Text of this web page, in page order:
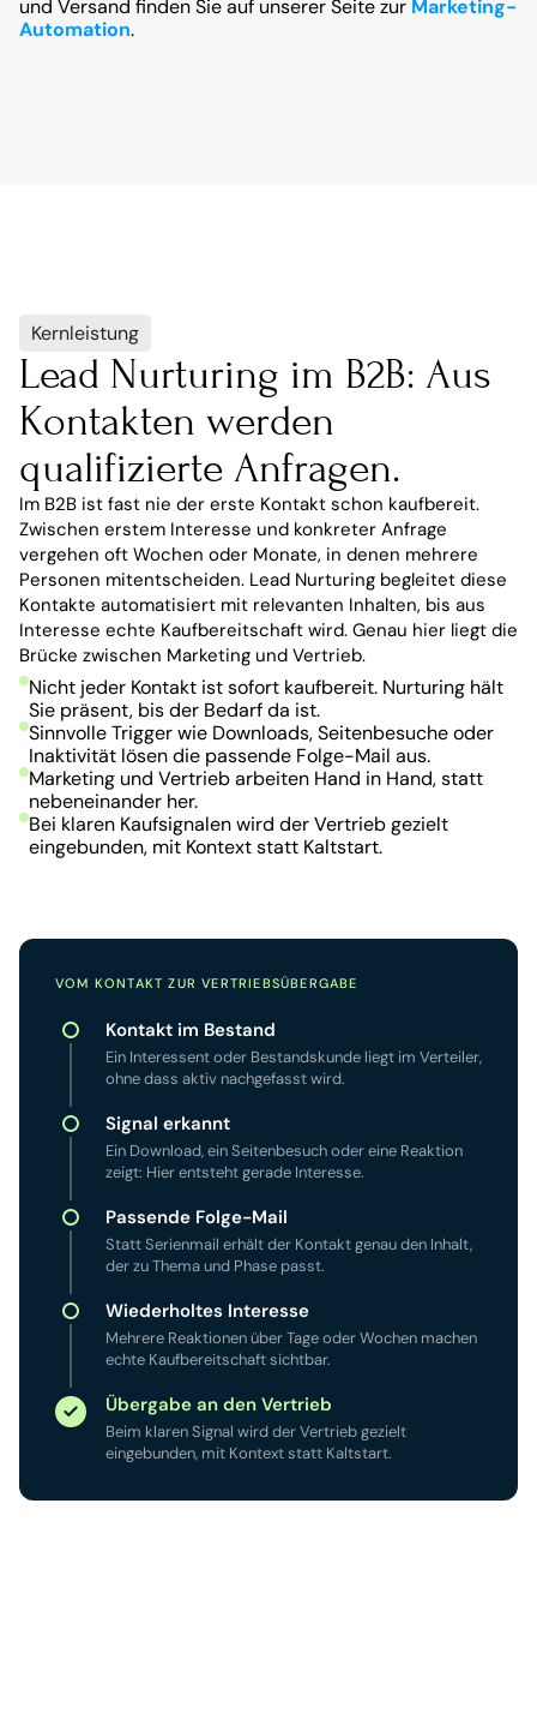
und Versand finden Sie auf unserer Seite zur Marketing-
Automation.
Kernleistung
Lead Nurturing im B2B: Aus
Kontakten werden
qualifizierte Anfragen.
Im B2B ist fast nie der erste Kontakt schon kaufbereit.
Zwischen erstem Interesse und konkreter Anfrage
vergehen oft Wochen oder Monate, in denen mehrere
Personen mitentscheiden. Lead Nurturing begleitet diese
Kontakte automatisiert mit relevanten Inhalten, bis aus
Interesse echte Kaufbereitschaft wird. Genau hier liegt die
Brücke zwischen Marketing und Vertrieb.
Nicht jeder Kontakt ist sofort kaufbereit. Nurturing hält
Sie präsent, bis der Bedarf da ist.
Sinnvolle Trigger wie Downloads, Seitenbesuche oder
Inaktivität lösen die passende Folge-Mail aus.
Marketing und Vertrieb arbeiten Hand in Hand, statt
nebeneinander her.
Bei klaren Kaufsignalen wird der Vertrieb gezielt
eingebunden, mit Kontext statt Kaltstart.
VOM KONTAKT ZUR VERTRIEBSÜBERGABE
Kontakt im Bestand
Ein Interessent oder Bestandskunde liegt im Verteiler,
ohne dass aktiv nachgefasst wird.
Signal erkannt
Ein Download, ein Seitenbesuch oder eine Reaktion
zeigt: Hier entsteht gerade Interesse.
Passende Folge-Mail
Statt Serienmail erhält der Kontakt genau den Inhalt,
der zu Thema und Phase passt.
Wiederholtes Interesse
Mehrere Reaktionen über Tage oder Wochen machen
echte Kaufbereitschaft sichtbar.
Übergabe an den Vertrieb
Beim klaren Signal wird der Vertrieb gezielt
eingebunden, mit Kontext statt Kaltstart.